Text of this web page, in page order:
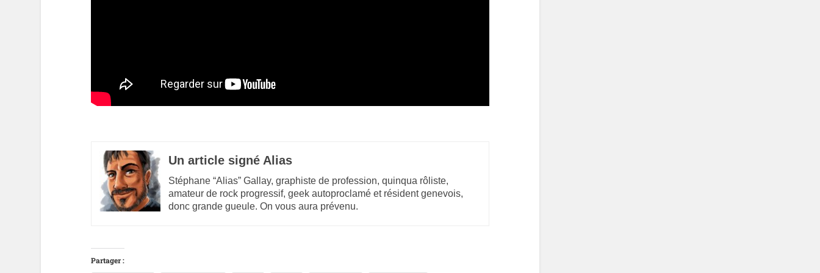
Un article signé Alias
Stéphane “Alias” Gallay, graphiste de profession, quinqua rôliste,
amateur de rock progressif, geek autoproclamé et résident genevois,
donc grande gueule. On vous aura prévenu.
Partager :